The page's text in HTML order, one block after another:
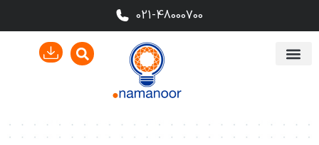
021-48000700